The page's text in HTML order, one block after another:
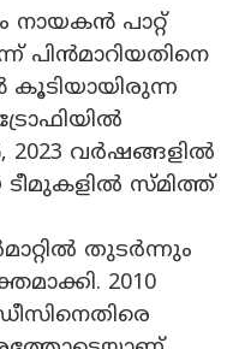
പാറ്റ്
പിൻമാറിയതിനെ
കൂടിയായിരുന്ന
2023 വർഷങ്ങളിൽ
സ്മിത്ത്
തുടർന്നും
2010